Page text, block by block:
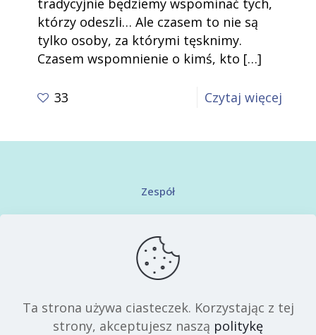
tradycyjnie będziemy wspominać tych,
którzy odeszli… Ale czasem to nie są
tylko osoby, za którymi tęsknimy.
Czasem wspomnienie o kimś, kto […]
33 Czytaj więcej
Zespół
Regulamin serwisu
Polityka prywatności
Ta strona używa ciasteczek. Korzystając z tej
strony, akceptujesz naszą politykę